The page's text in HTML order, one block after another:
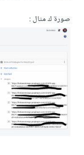
صورة ك مثال